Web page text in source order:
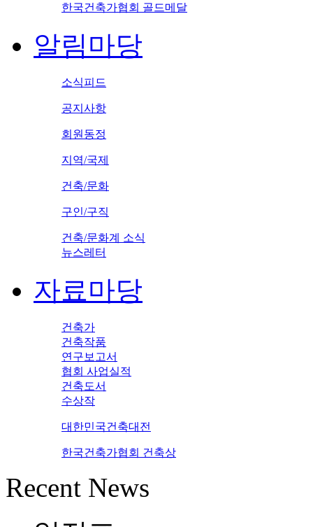
한국건축가협회 골드메달
알림마당
소식피드
공지사항
회원동정
지역/국제
건축/문화
구인/구직
건축/문화계 소식
뉴스레터
자료마당
건축가
건축작품
연구보고서
협회 사업실적
건축도서
수상작
대한민국건축대전
한국건축가협회 건축상
Recent News